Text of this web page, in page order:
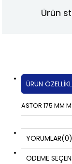
Ürün
ÜRÜN
ASTOR 175 MM
YORUMLAR(0)
ÖDEME